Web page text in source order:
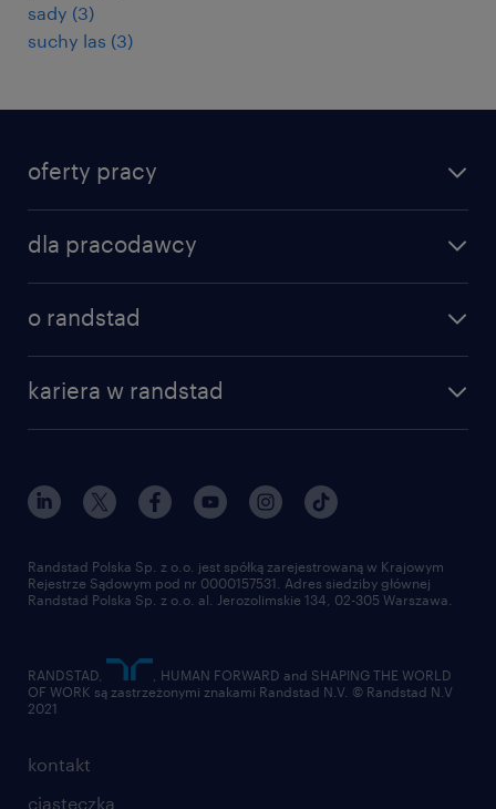
sady (3)
suchy las (3)
oferty pracy
specjalizacje
praca w amazon
dla pracodawcy
o randstad
dla mediów
dla dostawców
kariera w randstad
nasz świat
pracuj w randstad
złóż CV
kontakt
ciasteczka
Randstad Polska Sp. z o.o. jest spółką zarejestrowaną w Krajowym
Rejestrze Sądowym pod nr 0000157531. Adres siedziby głównej
Randstad Polska Sp. z o.o. al. Jerozolimskie 134, 02-305 Warszawa.
RANDSTAD,
, HUMAN FORWARD and SHAPING THE WORLD
OF WORK są zastrzeżonymi znakami Randstad N.V. © Randstad N.V
2021